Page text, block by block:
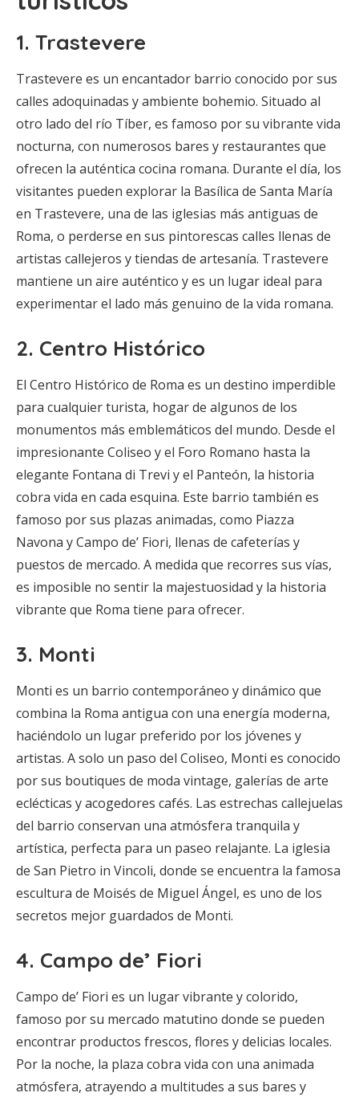
1. Trastevere
Trastevere es un encantador barrio conocido por sus
calles adoquinadas y ambiente bohemio. Situado al
otro lado del río Tíber, es famoso por su vibrante vida
nocturna, con numerosos bares y restaurantes que
ofrecen la auténtica cocina romana. Durante el día, los
visitantes pueden explorar la Basílica de Santa María
en Trastevere, una de las iglesias más antiguas de
Roma, o perderse en sus pintorescas calles llenas de
artistas callejeros y tiendas de artesanía. Trastevere
mantiene un aire auténtico y es un lugar ideal para
experimentar el lado más genuino de la vida romana.
2. Centro Histórico
El Centro Histórico de Roma es un destino imperdible
para cualquier turista, hogar de algunos de los
monumentos más emblemáticos del mundo. Desde el
impresionante Coliseo y el Foro Romano hasta la
elegante Fontana di Trevi y el Panteón, la historia
cobra vida en cada esquina. Este barrio también es
famoso por sus plazas animadas, como Piazza
Navona y Campo de’ Fiori, llenas de cafeterías y
puestos de mercado. A medida que recorres sus vías,
es imposible no sentir la majestuosidad y la historia
vibrante que Roma tiene para ofrecer.
3. Monti
Monti es un barrio contemporáneo y dinámico que
combina la Roma antigua con una energía moderna,
haciéndolo un lugar preferido por los jóvenes y
artistas. A solo un paso del Coliseo, Monti es conocido
por sus boutiques de moda vintage, galerías de arte
eclécticas y acogedores cafés. Las estrechas callejuelas
del barrio conservan una atmósfera tranquila y
artística, perfecta para un paseo relajante. La iglesia
de San Pietro in Vincoli, donde se encuentra la famosa
escultura de Moisés de Miguel Ángel, es uno de los
secretos mejor guardados de Monti.
4. Campo de’ Fiori
Campo de’ Fiori es un lugar vibrante y colorido,
famoso por su mercado matutino donde se pueden
encontrar productos frescos, flores y delicias locales.
Por la noche, la plaza cobra vida con una animada
atmósfera, atrayendo a multitudes a sus bares y